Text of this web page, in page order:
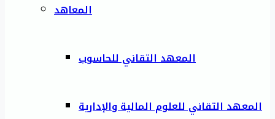
المعاهد
المعهد التقاني للحاسوب
المعهد التقاني للعلوم المالية والإدارية